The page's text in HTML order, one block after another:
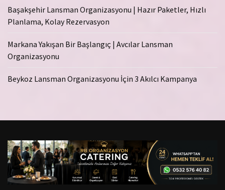
Başakşehir Lansman Organizasyonu | Hazır Paketler, Hızlı
Planlama, Kolay Rezervasyon
Markana Yakışan Bir Başlangıç | Avcılar Lansman
Organizasyonu
Beykoz Lansman Organizasyonu İçin 3 Akılcı Kampanya